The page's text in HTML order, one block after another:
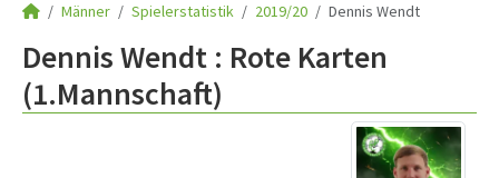
Männer Spielerstatistik 2019/20 Dennis Wendt
Dennis Wendt : Rote Karten
(1.Mannschaft)